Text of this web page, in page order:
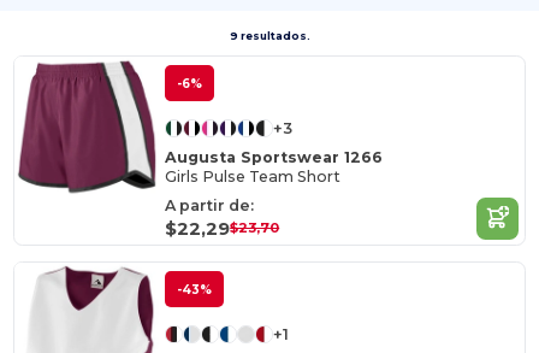
9 resultados.
-6%
+3
Augusta Sportswear 1266
Girls Pulse Team Short
A partir de:
$22,29$23,70
-43%
+1